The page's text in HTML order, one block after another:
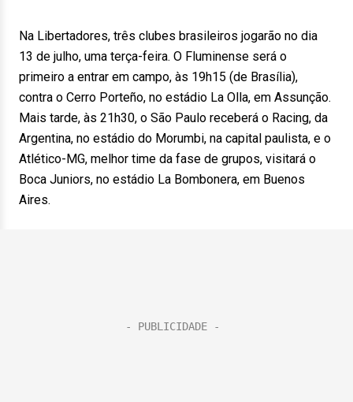
Na Libertadores, três clubes brasileiros jogarão no dia
13 de julho, uma terça-feira. O Fluminense será o
primeiro a entrar em campo, às 19h15 (de Brasília),
contra o Cerro Porteño, no estádio La Olla, em Assunção.
Mais tarde, às 21h30, o São Paulo receberá o Racing, da
Argentina, no estádio do Morumbi, na capital paulista, e o
Atlético-MG, melhor time da fase de grupos, visitará o
Boca Juniors, no estádio La Bombonera, em Buenos
Aires.